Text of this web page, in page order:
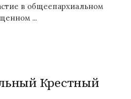
в общеепархиальном
...
Крестный